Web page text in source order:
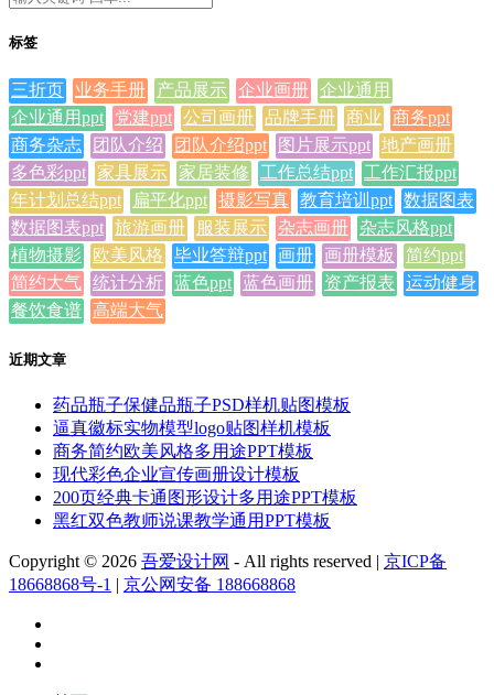
标签
三折页 业务手册 产品展示 企业画册 企业通用
企业通用ppt
党建ppt 公司画册 品牌手册 商业
商务ppt
商务杂志
团队介绍 团队介绍ppt 图片展示ppt 地产画册
多色彩ppt
家具展示 家居装修 工作总结ppt
工作汇报ppt
年计划总结ppt
扁平化ppt 摄影写真 教育培训ppt 数据图表
数据图表ppt 旅游画册 服装展示 杂志画册
杂志风格ppt
植物摄影
欧美风格 毕业答辩ppt 画册 画册模板
简约ppt
简约大气 统计分析 蓝色ppt 蓝色画册 资产报表
运动健身
餐饮食谱 高端大气
近期文章
药品瓶子保健品瓶子PSD样机贴图模板
逼真徽标实物模型logo贴图样机模板
商务简约欧美风格多用途PPT模板
现代彩色企业宣传画册设计模板
200页经典卡通图形设计多用途PPT模板
黑红双色教师说课教学通用PPT模板
Copyright © 2026 吾爱设计网 - All rights reserved | 京ICP备
18668868号-1 | 京公网安备 188668868